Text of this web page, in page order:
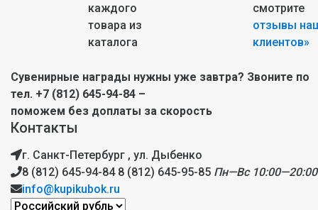
каждого
товара из
каталога
смотрите
отзывы
клиентов»
Сувенирные награды нужны уже завтра? Звоните по
тел. +7 (812) 645-94-84 –
поможем без доплаты за скорость
Контакты
г. Санкт-Петербург , ул. Дыбенко
8 (812) 645-94-84 8 (812) 645-95-85 Пн—Вс 10:00—20:00
info@kupikubok.ru